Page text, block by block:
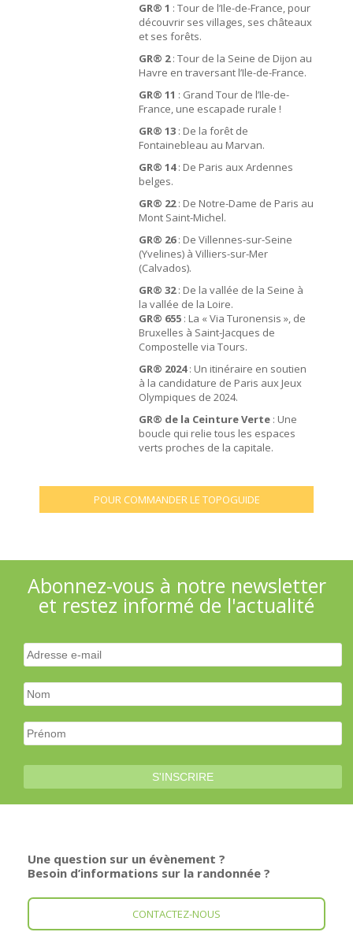
GR® 1 : Tour de l’Ile-de-France, pour
découvrir ses villages, ses châteaux
et ses forêts.
GR® 2: Tour de la Seine de Dijon au
Havre en traversant l’Ile-de-France.
GR® 11 : Grand Tour de l’Ile-de-
France, une escapade rurale !
GR® 13 : De la forêt de
Fontainebleau au Marvan.
GR® 14: De Paris aux Ardennes
belges.
GR® 22: De Notre-Dame de Paris au
Mont Saint-Michel.
GR® 26: De Villennes-sur-Seine
(Yvelines) à Villiers-sur-Mer
(Calvados).
GR® 32: De la vallée de la Seine à
la vallée de la Loire.
GR® 655 : La « Via Turonensis », de
Bruxelles à Saint-Jacques de
Compostelle via Tours.
GR® 2024: Un itinéraire en soutien
à la candidature de Paris aux Jeux
Olympiques de 2024.
GR® de la Ceinture Verte : Une
boucle qui relie tous les espaces
verts proches de la capitale.
POUR COMMANDER LE TOPOGUIDE
Abonnez-vous à notre newsletter
et restez informé de l'actualité
Une question sur un évènement ?
Besoin d’informations sur la randonnée ?
CONTACTEZ-NOUS